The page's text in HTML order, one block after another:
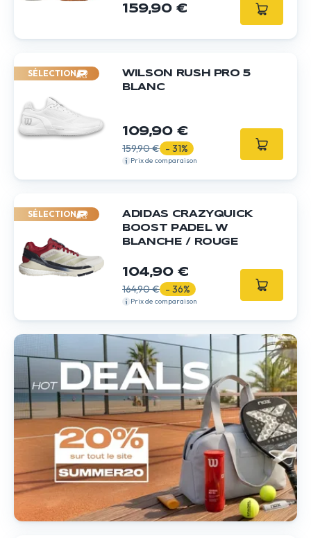
159,90 €
SÉLECTION
WILSON RUSH PRO 5
BLANC
109,90 €
159,90 € - 31%
Prix de comparaison
SÉLECTION
ADIDAS CRAZYQUICK
BOOST PADEL W
BLANCHE / ROUGE
104,90 €
164,90 € - 36%
Prix de comparaison